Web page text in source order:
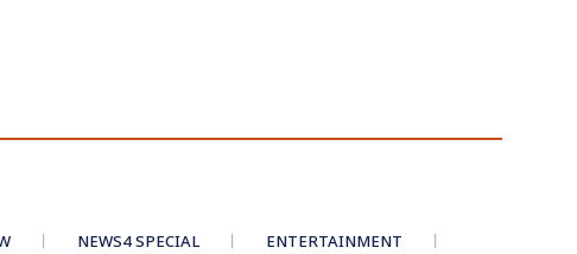
NEWS4 SPECIAL
ENTERTAINMENT